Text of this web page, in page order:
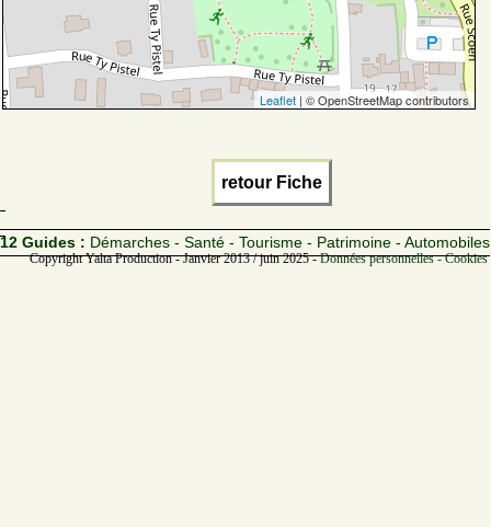
Leaflet | © OpenStreetMap contributors
retour Fiche
12 Guides : Démarches - Santé - Tourisme - Patrimoine - Automobiles
Copyright Yalta Production - Janvier 2013 / juin 2025 -Données personnelles -